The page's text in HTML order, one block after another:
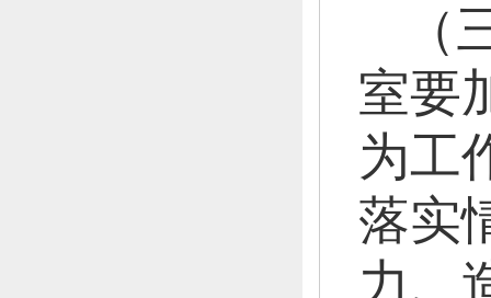
室要
为工
落实
力、